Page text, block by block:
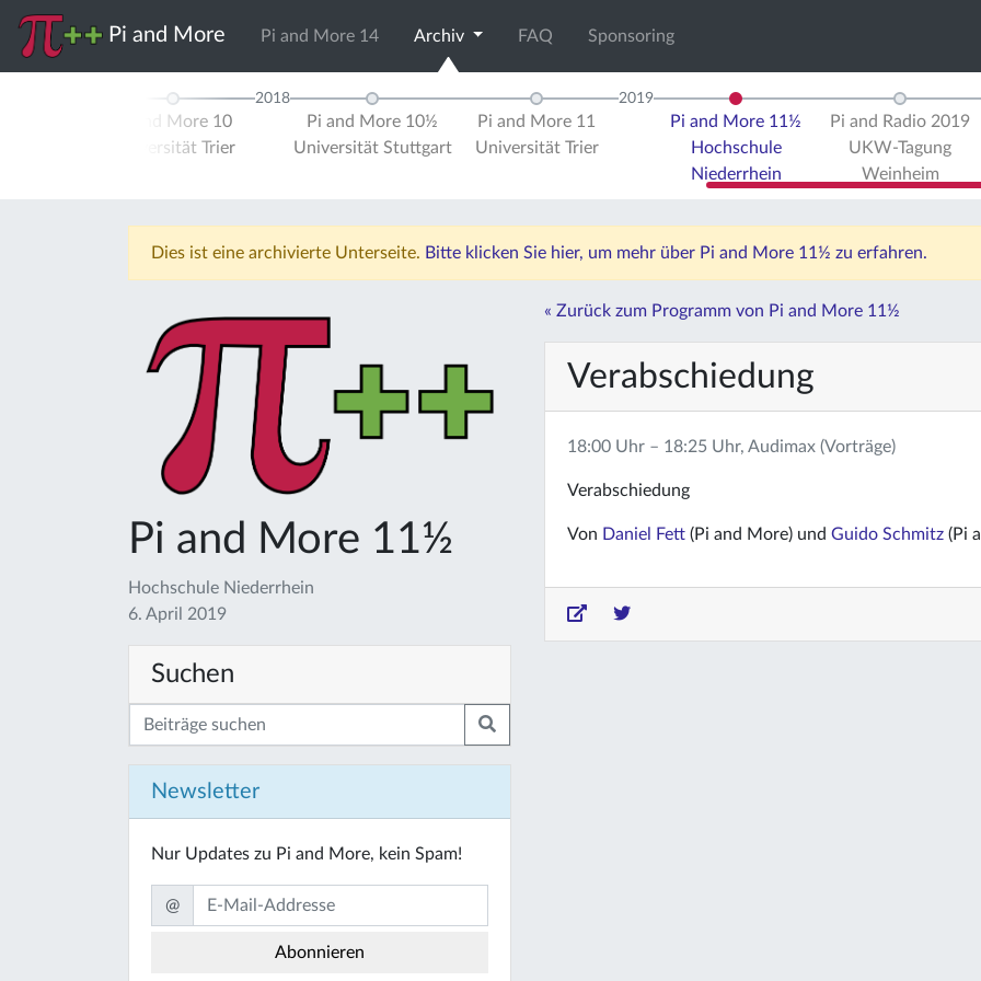
Pi and More Pi and More 14 Archiv FAQ Sponsoring
Pi and More 10
Universität Trier
2018
Pi and More 10½
Universität Stuttgart
Pi and More 11
Universität Trier
2019
Pi and More 11½
Hochschule
Niederrhein
Pi and Radio 2019
UKW-Tagung
Weinheim
Dies ist eine archivierte Unterseite. Bitte klicken Sie hier, um mehr über Pi and More 11½ zu erfahren.
Pi and More 11½
Hochschule Niederrhein
6. April 2019
Suchen
Newsletter
Nur Updates zu Pi and More, kein Spam!
@
« Zurück zum Programm von Pi and More 11½
Verabschiedung
18:00 Uhr – 18:25 Uhr, Audimax (Vorträge)
Verabschiedung
Von Daniel Fett (Pi and More) und Guido Schmitz (Pi